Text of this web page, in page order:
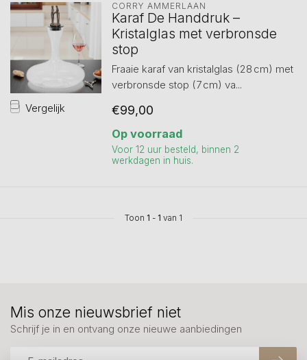
Vergelijk
CORRY AMMERLAAN
Karaf De Handdruk –
Kristalglas met verbronsde
stop
Fraaie karaf van kristalglas (28 cm) met
verbronsde stop (7 cm) va...
€99,00
Op voorraad
Voor 12 uur besteld, binnen 2
werkdagen in huis.
Toon 1 - 1 van 1
Mis onze nieuwsbrief niet
Schrijf je in en ontvang onze nieuwe aanbiedingen